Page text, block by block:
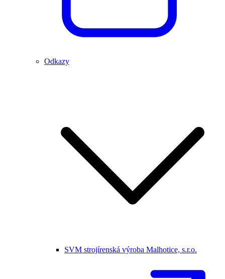
Odkazy
SVM strojírenská výroba Malhotice, s.r.o.